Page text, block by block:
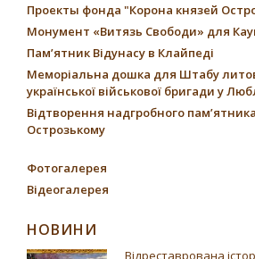
Проекты фонда "Корона князей
Монумент «Витязь Свободи» для
Пам’ятник Відунасу в Клайпеді
Меморіальна дошка для Штабу
української військової бригади у
Відтворення надгробного
Острозькому
Фотогалерея
Відеогалерея
НОВИНИ
Відреставрована